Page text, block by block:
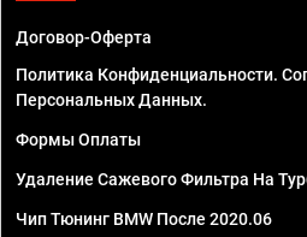
Договор-Оферта
Политика Конфиденциальности.
Персональных Данных.
Формы Оплаты
Удаление Сажевого Фильтра На
Чип Тюнинг BMW После 2020.06